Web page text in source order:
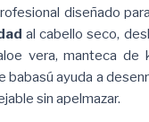
diseñado
al cabello seco,
vera, manteca de
babasú ayuda a
sin apelmazar.